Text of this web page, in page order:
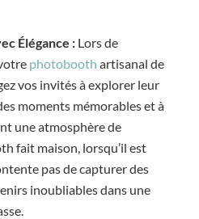
Élégance : Lors de
photobooth artisanal de
vos invités à explorer leur
moments mémorables et à
une atmosphère de
fait maison, lorsqu’il est
pas de capturer des
inoubliables dans une